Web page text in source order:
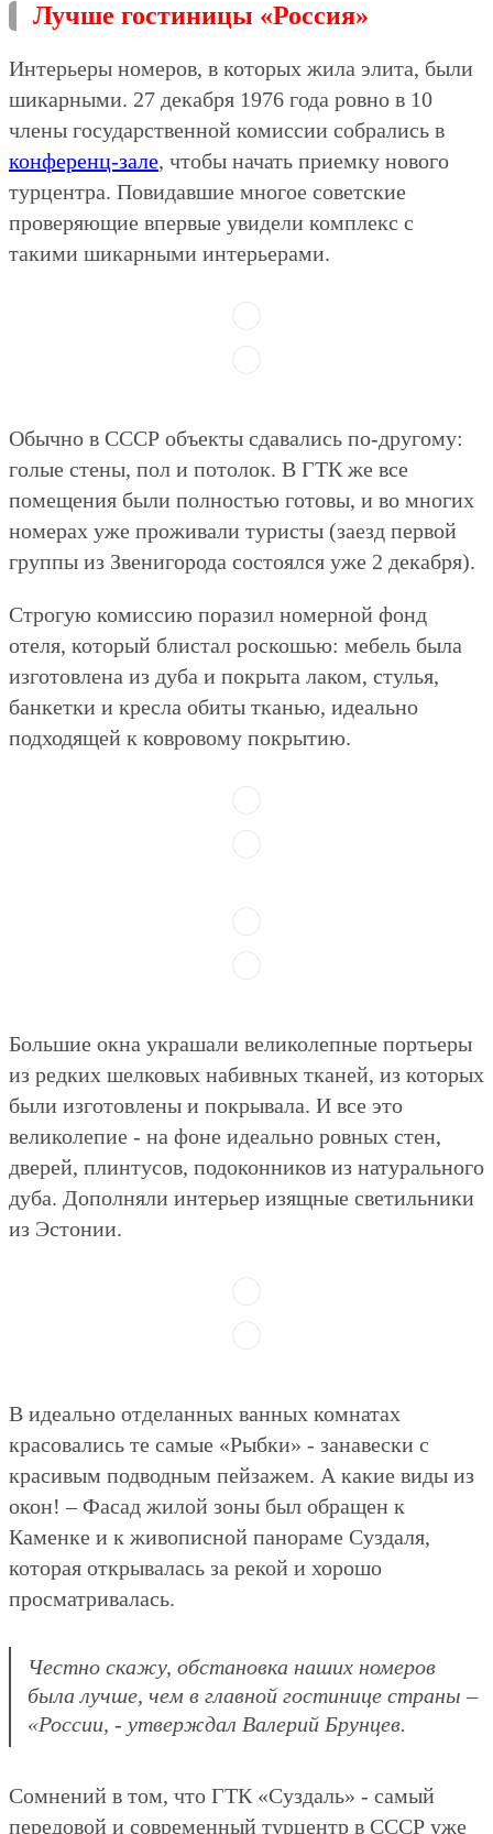
Лучше гостиницы «Россия»
Интерьеры номеров, в которых жила элита, были
шикарными. 27 декабря 1976 года ровно в 10
члены государственной комиссии собрались в
конференц-зале, чтобы начать приемку нового
турцентра. Повидавшие многое советские
проверяющие впервые увидели комплекс с
такими шикарными интерьерами.
Обычно в СССР объекты сдавались по-другому:
голые стены, пол и потолок. В ГТК же все
помещения были полностью готовы, и во многих
номерах уже проживали туристы (заезд первой
группы из Звенигорода состоялся уже 2 декабря).
Строгую комиссию поразил номерной фонд
отеля, который блистал роскошью: мебель была
изготовлена из дуба и покрыта лаком, стулья,
банкетки и кресла обиты тканью, идеально
подходящей к ковровому покрытию.
Большие окна украшали великолепные портьеры
из редких шелковых набивных тканей, из которых
были изготовлены и покрывала. И все это
великолепие - на фоне идеально ровных стен,
дверей, плинтусов, подоконников из натурального
дуба. Дополняли интерьер изящные светильники
из Эстонии.
В идеально отделанных ванных комнатах
красовались те самые «Рыбки» - занавески с
красивым подводным пейзажем. А какие виды из
окон! – Фасад жилой зоны был обращен к
Каменке и к живописной панораме Суздаля,
которая открывалась за рекой и хорошо
просматривалась.
Честно скажу, обстановка наших номеров
была лучше, чем в главной гостинице страны –
«России, - утверждал Валерий Брунцев.
Сомнений в том, что ГТК «Суздаль» - самый
передовой и современный турцентр в СССР уже